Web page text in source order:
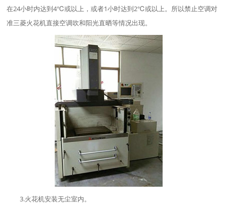
在24小时内达到4℃或以上，或者1小时达到2℃或以上。所以禁止空调对
准三菱火花机直接空调吹和阳光直晒等情况出现。
3.火花机安装无尘室内。